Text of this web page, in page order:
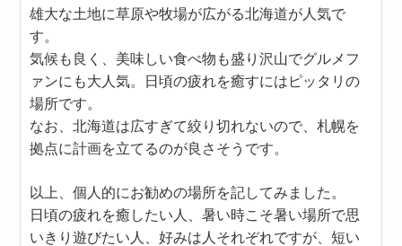
雄大な土地に草原や牧場が広がる北海道が人気で
す。
気候も良く、美味しい食べ物も盛り沢山でグルメフ
ァンにも大人気。日頃の疲れを癒すにはピッタリの
場所です。
なお、北海道は広すぎて絞り切れないので、札幌を
拠点に計画を立てるのが良さそうです。
以上、個人的にお勧めの場所を記してみました。
日頃の疲れを癒したい人、暑い時こそ暑い場所で思
いきり遊びたい人、好みは人それぞれですが、短い